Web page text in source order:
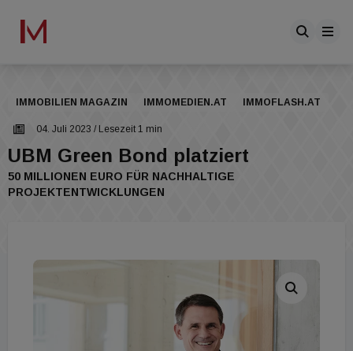
IMMOBILIEN MAGAZIN IMMOMEDIEN.AT IMMOFLASH.AT
04. Juli 2023 / Lesezeit 1 min
UBM Green Bond platziert
50 MILLIONEN EURO FÜR NACHHALTIGE
PROJEKTENTWICKLUNGEN